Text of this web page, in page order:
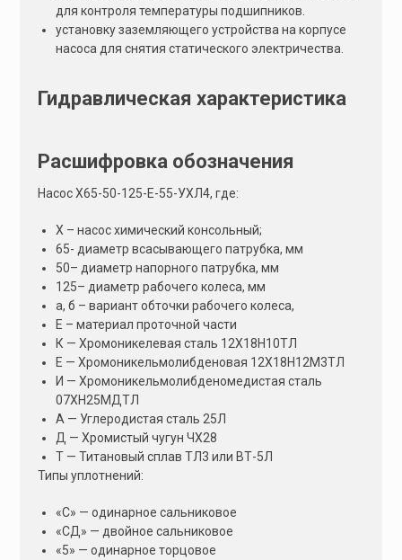
для контроля температуры подшипников.
установку заземляющего устройства на корпусе
насоса для снятия статического электричества.
Гидравлическая характеристика
Расшифровка обозначения
Насос Х65-50-125-Е-55-УХЛ4, где:
Х – насос химический консольный;
65- диаметр всасывающего патрубка, мм
50– диаметр напорного патрубка, мм
125– диаметр рабочего колеса, мм
а, б – вариант обточки рабочего колеса,
Е – материал проточной части
К — Хромоникелевая сталь 12Х18Н10ТЛ
Е — Хромоникельмолибденовая 12Х18Н12М3ТЛ
И — Хромоникельмолибденомедистая сталь
07ХН25МДТЛ
А — Углеродистая сталь 25Л
Д — Хромистый чугун ЧХ28
Т — Титановый сплав ТЛ3 или ВТ-5Л
Типы уплотнений:
«С» — одинарное сальниковое
«СД» — двойное сальниковое
«5» — одинарное торцовое